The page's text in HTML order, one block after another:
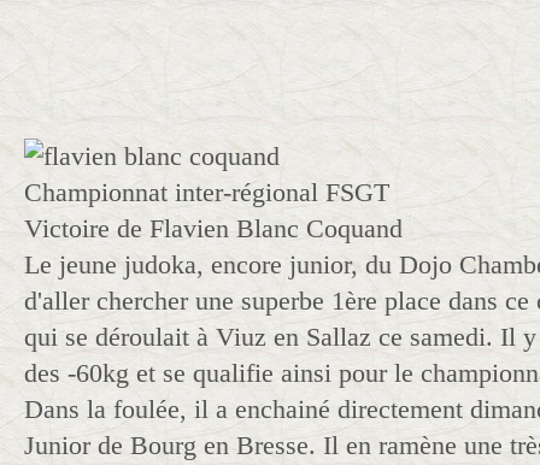
Championnat inter-régional FSGT
Victoire de Flavien Blanc Coquand
Le jeune judoka, encore junior, du Dojo
d'aller chercher une superbe 1ère place dans
qui se déroulait à Viuz en Sallaz ce samedi. Il
des -60kg et se qualifie ainsi pour le
Dans la foulée, il a enchainé directement
Junior de Bourg en Bresse. Il en ramène une